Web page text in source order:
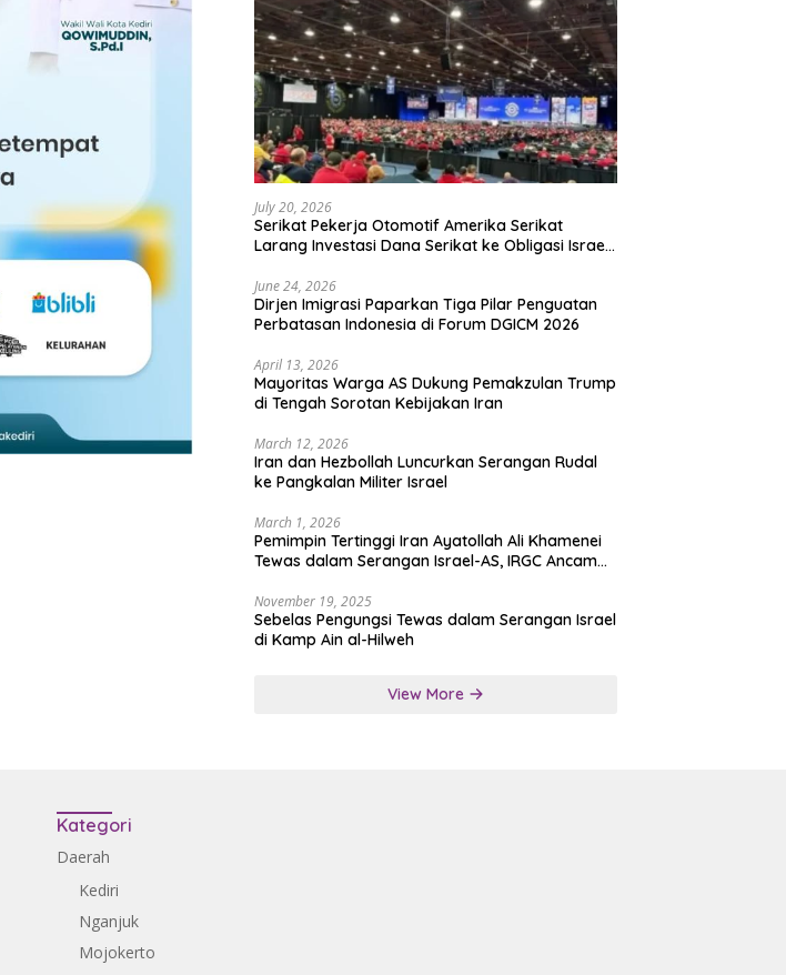
July 20, 2026
Serikat Pekerja Otomotif Amerika Serikat
Larang Investasi Dana Serikat ke Obligasi Israel,
June 24, 2026
Dirjen Imigrasi Paparkan Tiga Pilar Penguatan
Perbatasan Indonesia di Forum DGICM 2026
April 13, 2026
Mayoritas Warga AS Dukung Pemakzulan Trump
di Tengah Sorotan Kebijakan Iran
March 12, 2026
Iran dan Hezbollah Luncurkan Serangan Rudal
ke Pangkalan Militer Israel
March 1, 2026
Pemimpin Tertinggi Iran Ayatollah Ali Khamenei
Tewas dalam Serangan Israel-AS, IRGC Ancam
November 19, 2025
Sebelas Pengungsi Tewas dalam Serangan Israel
di Kamp Ain al-Hilweh
View More
Kategori
Daerah
Kediri
Nganjuk
Mojokerto